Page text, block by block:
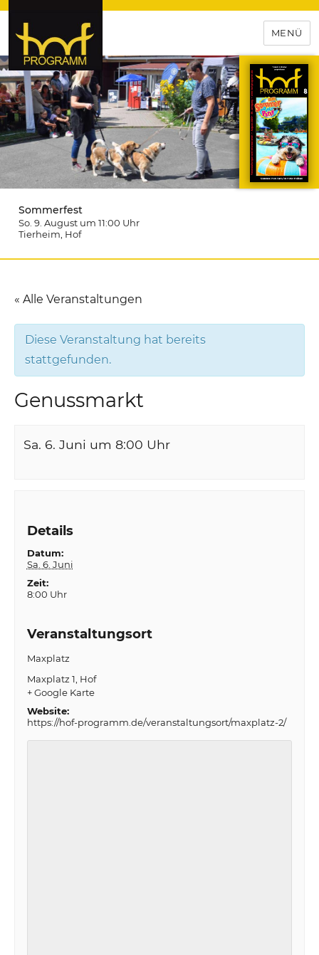
hof-programm – das
Veranstaltungsportal für
Hochfranken
MENÜ
Sommerfest
So. 9. August um 11:00 Uhr
Tierheim , Hof
« Alle Veranstaltungen
Diese Veranstaltung hat bereits
stattgefunden.
Genussmarkt
Sa. 6. Juni um 8:00 Uhr
Details
Datum:
Sa. 6. Juni
Zeit:
8:00 Uhr
Veranstaltungsort
Maxplatz
Maxplatz 1 Hof
+ Google Karte
Website:
https://hof-programm.de/veranstaltungsort/maxplatz-2/